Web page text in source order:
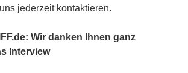
jederzeit kontaktieren.
Wir danken Ihnen ganz
Interview